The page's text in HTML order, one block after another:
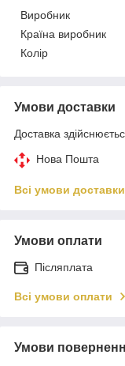
Виробник
Країна виробник
Колір
Умови доставки
Доставка
Нова Пошта
Всі умови доставки
Умови оплати
Післяплата
Всі умови оплати
Умови